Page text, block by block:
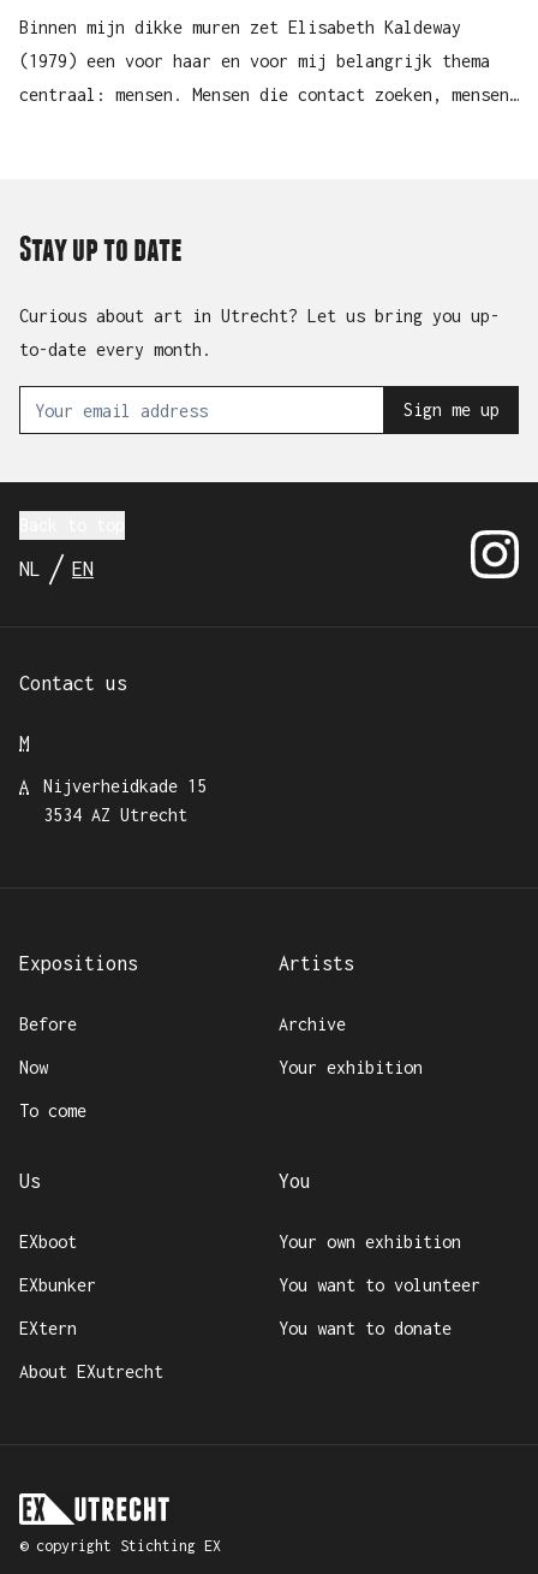
Binnen mijn dikke muren zet Elisabeth Kaldeway
(1979) een voor haar en voor mij belangrijk thema
centraal: mensen. Mensen die contact zoeken, mensen
zoenen, plagen, zwijgen. Dit doet zij door
en door te experimenteren en te combineren van
verschillende media: “Wat me daarbij steeds voor
creëren”.
Stay up to date
Curious about art in Utrecht? Let us bring you up-
to-date every month.
Your email address*
Sign me up
Nederlands
NL / Current language:
EN
@EXboot
Contact us
M
A
Nijverheidkade 15
3534 AZ Utrecht
Expositions
Before
Now
To come
Artists
Archive
Your exhibition
Us
EXboot
EXbunker
EXtern
About EXutrecht
You
Your own exhibition
You want to volunteer
You want to donate
Go to homepage
© copyright Stichting EX